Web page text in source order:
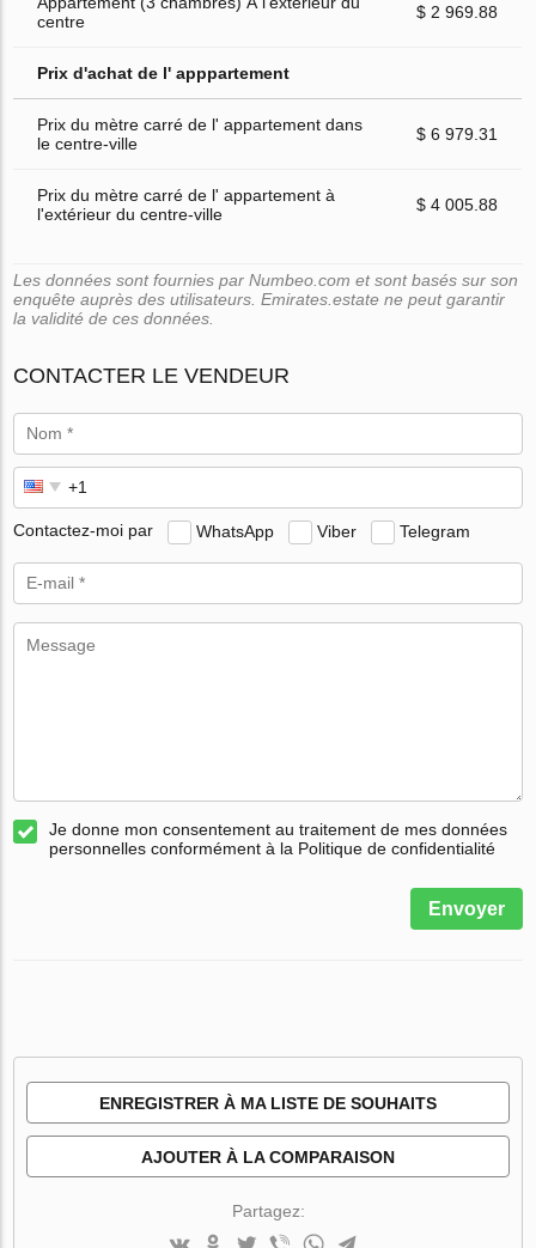
centre
$ 2 969.88
Prix d'achat de l' apppartement
Prix du mètre carré de l' appartement dans
le centre-ville
$ 6 979.31
Prix du mètre carré de l' appartement à
l'extérieur du centre-ville
$ 4 005.88
Les données sont fournies par Numbeo.com et sont basés sur son
enquête auprès des utilisateurs. Emirates.estate ne peut garantir
la validité de ces données.
CONTACTER LE VENDEUR
Contactez-moi par WhatsApp Viber Telegram
Je donne mon consentement au traitement de mes données
personnelles conformément à la Politique de confidentialité
Envoyer
ENREGISTRER À MA LISTE DE SOUHAITS
AJOUTER À LA COMPARAISON
Partagez: